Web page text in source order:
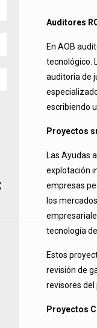
Auditores
En AOB
tecnológico.
auditoria de
escribiendo
Proyectos
Las Ayudas
explotación
empresas
los
tecnología
Estos
revisión de
revisores del
Proyectos